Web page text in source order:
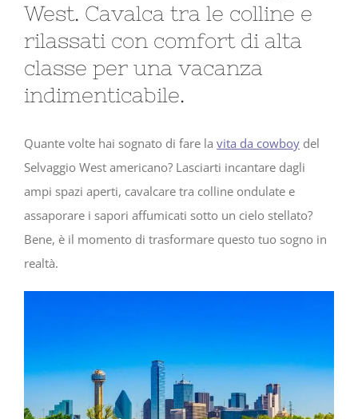
West. Cavalca tra le colline e
rilassati con comfort di alta
classe per una vacanza
indimenticabile.
Quante volte hai sognato di fare la vita da cowboy del
Selvaggio West americano? Lasciarti incantare dagli
ampi spazi aperti, cavalcare tra colline ondulate e
assaporare i sapori affumicati sotto un cielo stellato?
Bene, è il momento di trasformare questo tuo sogno in
realtà.